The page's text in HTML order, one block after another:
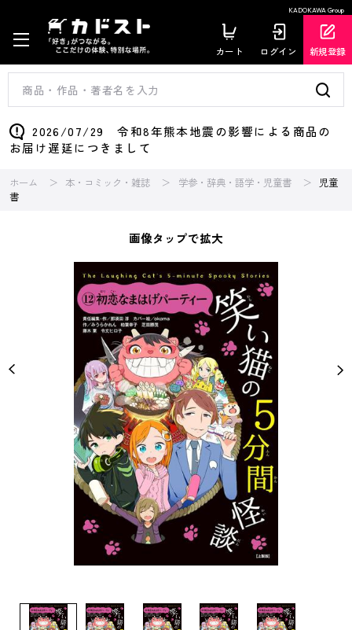
KADOKAWA Group
カート ログイン 新規登録
2026/07/29 令和8年熊本地震の影響による商品の
お届け遅延につきまして
ホーム 本・コミック・雑誌 学参・辞典・語学・児童書
児童
書
画像タップで拡大